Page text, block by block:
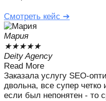
Смотреть кейс ➔
Мария
★★★★★
Deity Agency
Read More
Заказала услугу SEO-
двольна, все супер
если был непонятен - то